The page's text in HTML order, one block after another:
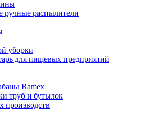
ручные распылители
уборки
для пищевых предприятий
Ramex
труб и бутылок
производств